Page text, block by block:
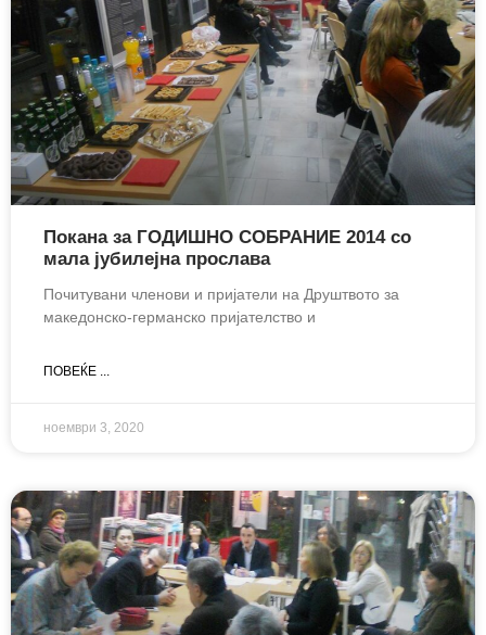
Покана за ГОДИШНО СОБРАНИЕ 2014 со
мала јубилејна прослава
Почитувани членови и пријатели на Друштвото за
македонско-германско пријателство и
ПОВЕЌЕ ...
ноември 3, 2020